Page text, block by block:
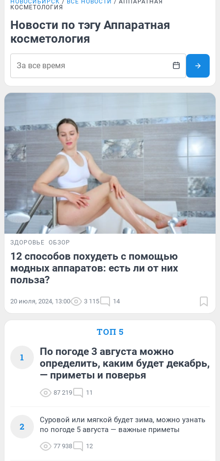
НОВОСИБИРСК ВСЕ НОВОСТИ
АППАРАТНАЯ
КОСМЕТОЛОГИЯ
Новости по тэгу Аппаратная
косметология
ЗДОРОВЬЕ ОБЗОР
12 способов похудеть с помощью
модных аппаратов: есть ли от них
польза?
20 июля, 2024, 13:00 3 115 14
ТОП 5
1
По погоде 3 августа можно
определить, каким будет декабрь,
— приметы и поверья
87 219 11
2
Суровой или мягкой будет зима, можно узнать
по погоде 5 августа — важные приметы
77 938 12